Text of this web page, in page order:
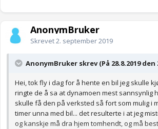
AnonymBruker
Skrevet2. september 2019
AnonymBruker skrev (På 28.8.2019 den
Hei, tok fly i dag for å hente en bil jeg skulle
ringte de å sa at dynamoen mest sannsynlig
skulle få den på verksted så fort som mulig i
timer unna med bil... det resulterte i at jeg
og kanskje må dra hjem tomhendt, og må